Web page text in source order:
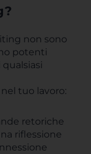
non sono
potenti
tuo lavoro:
retoriche
riflessione